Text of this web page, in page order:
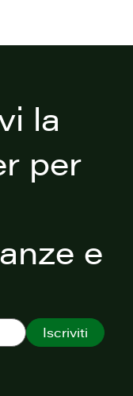
la
per
e
Iscriviti